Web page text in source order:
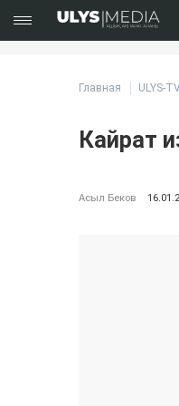
Главная ULYS-
Кайрат
Асыл Беков